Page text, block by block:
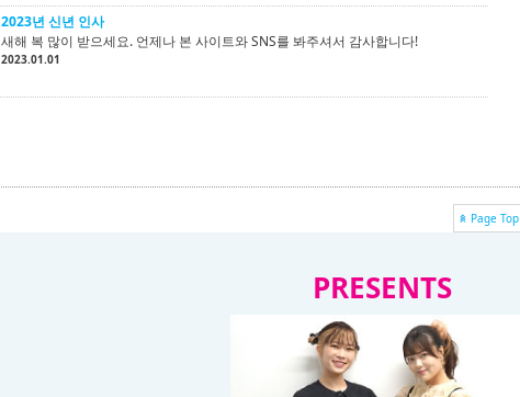
2023년 신년 인사
새해 복 많이 받으세요. 언제나 본 사이트와 SNS를 봐주셔서 감사합니다!
2023.01.01
Page Top
PRESENTS